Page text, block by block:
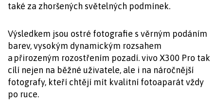
také za zhoršených světelných podmínek.
Výsledkem jsou ostré fotografie s věrným podáním
barev, vysokým dynamickým rozsahem
a přirozeným rozostřením pozadí. vivo X300 Pro tak
cílí nejen na běžné uživatele, ale i na náročnější
fotografy, kteří chtějí mít kvalitní fotoaparát vždy
po ruce.